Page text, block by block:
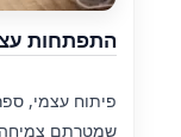
התפתחות
פיתוח עצמי,
שמטרתם